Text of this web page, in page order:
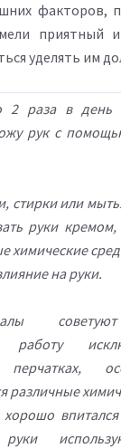
факторов,
приятный
уделять им
2 раза в
рук с
стирки или
руки
химические
на руки.
работу
перчатках,
различные
руки